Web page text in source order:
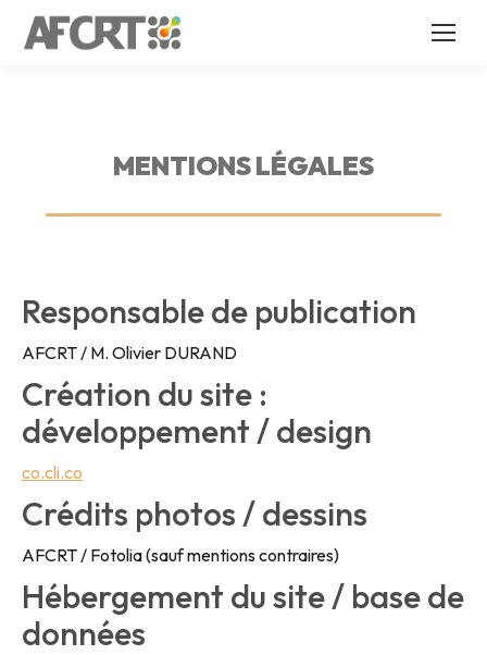
MENTIONS LÉGALES
Responsable de publication
AFCRT / M. Olivier DURAND
Création du site :
développement / design
co.cli.co
Crédits photos / dessins
AFCRT / Fotolia (sauf mentions contraires)
Hébergement du site / base de
données